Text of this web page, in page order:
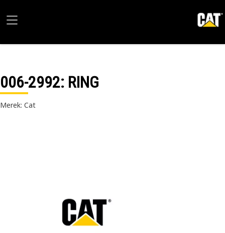
006-2992: RING
Merek: Cat